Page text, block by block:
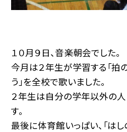
１０月９日、音楽朝会でした。
今月は２年生が学習する「拍
う」を全校で歌いました。
２年生は自分の学年以外の
す。
最後に体育館いっぱい、「は